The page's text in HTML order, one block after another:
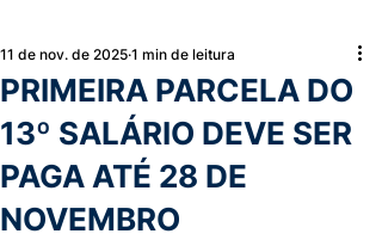
PRIMEIRA PARCELA DO
13º SALÁRIO DEVE SER
PAGA ATÉ 28 DE
NOVEMBRO
11 de nov. de 2025 1 min de leitura